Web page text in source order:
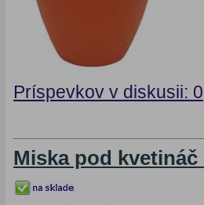
Príspevkov v diskusii: 0
Miska pod kvetináč